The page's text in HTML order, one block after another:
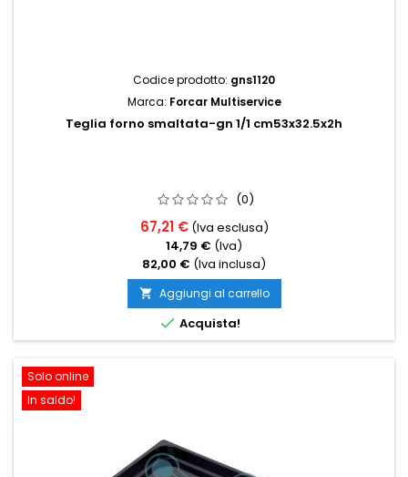
Codice prodotto: gns1120
Marca: Forcar Multiservice
Teglia forno smaltata-gn 1/1 cm53x32.5x2h
(0)
67,21 € (Iva esclusa)
14,79 € (Iva)
82,00 € (Iva inclusa)
 Aggiungi al carrello
 Acquista!
Solo online
In saldo!